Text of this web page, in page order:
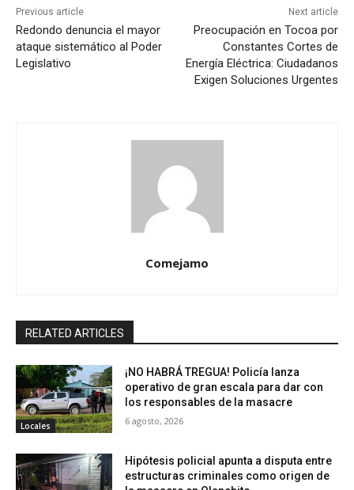
Previous article
Redondo denuncia el mayor
ataque sistemático al Poder
Legislativo
Next article
Preocupación en Tocoa por
Constantes Cortes de
Energía Eléctrica: Ciudadanos
Exigen Soluciones Urgentes
Comejamo
RELATED ARTICLES
Locales
¡NO HABRÁ TREGUA! Policía lanza
operativo de gran escala para dar con
los responsables de la masacre
6 agosto, 2026
Hipótesis policial apunta a disputa entre
estructuras criminales como origen de